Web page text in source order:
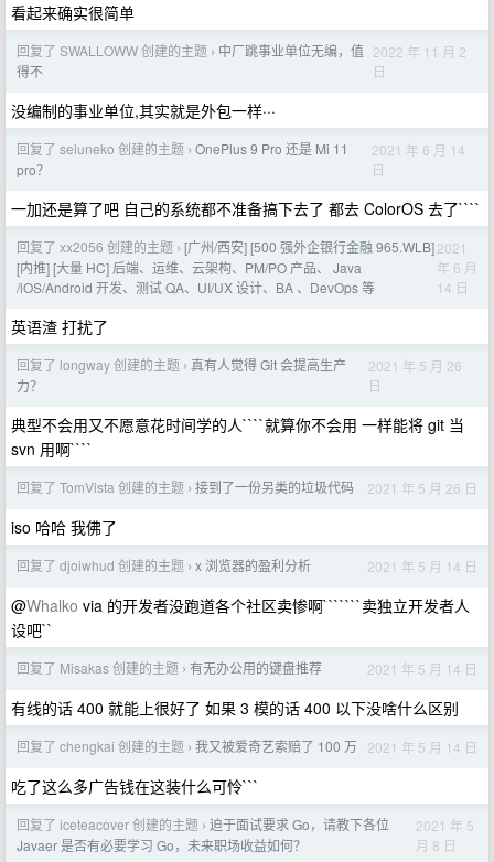
看起来确实很简单
回复了 SWALLOWW 创建的主题 › 中厂跳事业单位无编，值
得不
2022 年 11 月 2
日
没编制的事业单位,其实就是外包一样···
回复了 seiuneko 创建的主题 › OnePlus 9 Pro 还是 Mi 11
pro？
2021 年 6 月 14
日
一加还是算了吧 自己的系统都不准备搞下去了 都去 ColorOS 去了````
回复了 xx2056 创建的主题 › [广州/西安] [500 强外企银行金融 965.WLB]
[内推] [大量 HC] 后端、运维、云架构、PM/PO 产品、 Java
/iOS/Android 开发、测试 QA、UI/UX 设计、BA 、DevOps 等
2021
年 6 月
14 日
英语渣 打扰了
回复了 longway 创建的主题 › 真有人觉得 Git 会提高生产
力？
2021 年 5 月 26
日
典型不会用又不愿意花时间学的人````就算你不会用 一样能将 git 当
svn 用啊````
回复了 TomVista 创建的主题 › 接到了一份另类的垃圾代码 2021 年 5 月 26 日
iso 哈哈 我佛了
回复了 djoiwhud 创建的主题 › x 浏览器的盈利分析 2021 年 5 月 14 日
@Whalko via 的开发者没跑道各个社区卖惨啊```````卖独立开发者人
设吧``
回复了 Misakas 创建的主题 › 有无办公用的键盘推荐 2021 年 5 月 14 日
有线的话 400 就能上很好了 如果 3 模的话 400 以下没啥什么区别
回复了 chengkai 创建的主题 › 我又被爱奇艺索赔了 100 万 2021 年 5 月 14 日
吃了这么多广告钱在这装什么可怜```
回复了 iceteacover 创建的主题 › 迫于面试要求 Go，请教下各位
Javaer 是否有必要学习 Go，未来职场收益如何？
2021 年 5
月 8 日